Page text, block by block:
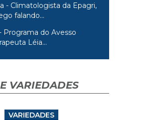
- Climatologista da Epagri,
falando...
Programa do Avesso
Léia...
VARIEDADES
VARIEDADES